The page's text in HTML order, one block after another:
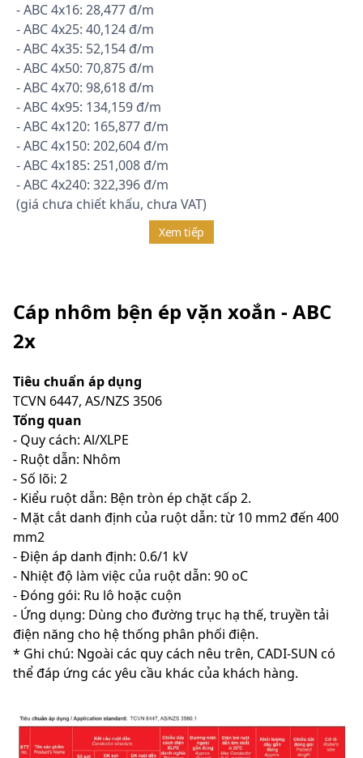
- ABC 4x16: 28,477 đ/m
- ABC 4x25: 40,124 đ/m
- ABC 4x35: 52,154 đ/m
- ABC 4x50: 70,875 đ/m
- ABC 4x70: 98,618 đ/m
- ABC 4x95: 134,159 đ/m
- ABC 4x120: 165,877 đ/m
- ABC 4x150: 202,604 đ/m
- ABC 4x185: 251,008 đ/m
- ABC 4x240: 322,396 đ/m
(giá chưa chiết khấu, chưa VAT)
Xem tiếp
Cáp nhôm bện ép vặn xoắn - ABC
2x
Tiêu chuẩn áp dụng
TCVN 6447, AS/NZS 3506
Tổng quan
- Quy cách: Al/XLPE
- Ruột dẫn: Nhôm
- Số lõi: 2
- Kiểu ruột dẫn: Bện tròn ép chặt cấp 2.
- Mặt cắt danh định của ruột dẫn: từ 10 mm2 đến 400
mm2
- Điện áp danh định: 0.6/1 kV
- Nhiệt độ làm việc của ruột dẫn: 90 oC
- Đóng gói: Ru lô hoặc cuộn
- Ứng dụng: Dùng cho đường trục hạ thế, truyền tải
điện năng cho hệ thống phân phối điện.
* Ghi chú: Ngoài các quy cách nêu trên, CADI-SUN có
thể đáp ứng các yêu cầu khác của khách hàng.